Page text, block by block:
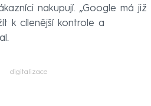
nakupují. „Google má již
k cílenější kontrole a
digitalizace